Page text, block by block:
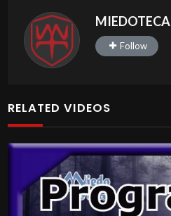
MIEDOTECA
Follow
RELATED VIDEOS